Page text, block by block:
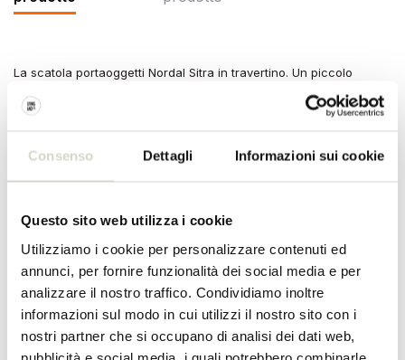
Consenso Dettagli Informazioni sui cookie
Questo sito web utilizza i cookie
Utilizziamo i cookie per personalizzare contenuti ed
annunci, per fornire funzionalità dei social media e per
analizzare il nostro traffico. Condividiamo inoltre
informazioni sul modo in cui utilizzi il nostro sito con i
nostri partner che si occupano di analisi dei dati web,
pubblicità e social media, i quali potrebbero combinarle
La scatola portaoggetti Nordal Sitra in travertino. Un piccolo
funzionale. Dimensioni 18x8x8 cm
Materiale: travertino
SPECIFICHE DEL PRODOTTO
Numero dell'articolo 6076
SKU 6076